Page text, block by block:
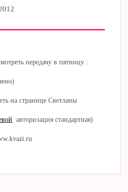
передачу в пятницу :
на странице Светланы
авторизация стандартная)